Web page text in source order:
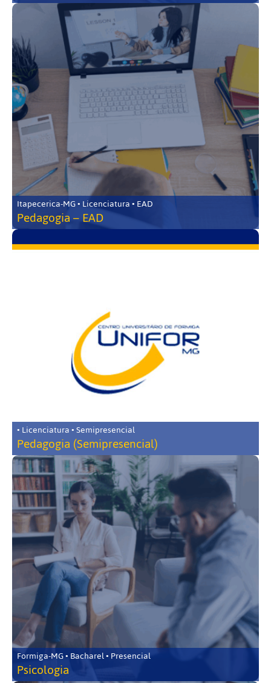
Itapecerica-MG • Licenciatura • EAD
Pedagogia – EAD
• Licenciatura • Semipresencial
Pedagogia (Semipresencial)
Formiga-MG • Bacharel • Presencial
Psicologia